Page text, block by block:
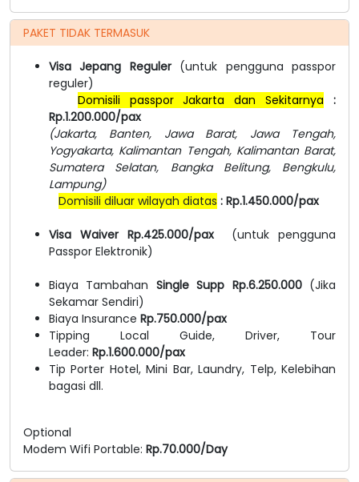
PAKET TIDAK TERMASUK
Visa Jepang Reguler (untuk pengguna passpor
reguler)
Domisili passpor Jakarta dan Sekitarnya
:
Rp.1.200.000/pax
(Jakarta, Banten, Jawa Barat, Jawa Tengah,
Yogyakarta, Kalimantan Tengah, Kalimantan Barat,
Sumatera Selatan, Bangka Belitung, Bengkulu,
Lampung)
Domisili diluar wilayah diatas : Rp.1.450.000/pax
Visa Waiver Rp.425.000/pax (untuk pengguna
Passpor Elektronik)
Biaya Tambahan Single Supp Rp.6.250.000 (Jika
Sekamar Sendiri)
Biaya Insurance Rp.750.000/pax
Tipping Local Guide, Driver, Tour
Leader: Rp.1.600.000/pax
Tip Porter Hotel, Mini Bar, Laundry, Telp, Kelebihan
bagasi dll.
Optional
Modem Wifi Portable: Rp.70.000/Day